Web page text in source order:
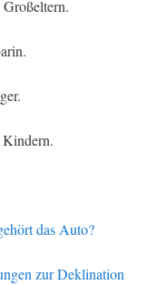
Kindern.
das Auto?
zur Deklination